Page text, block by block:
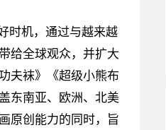
时机，通过与越来越
给全球观众，并扩大
夫袜》《超级小熊布
东南亚、欧洲、北美
原创能力的同时，旨